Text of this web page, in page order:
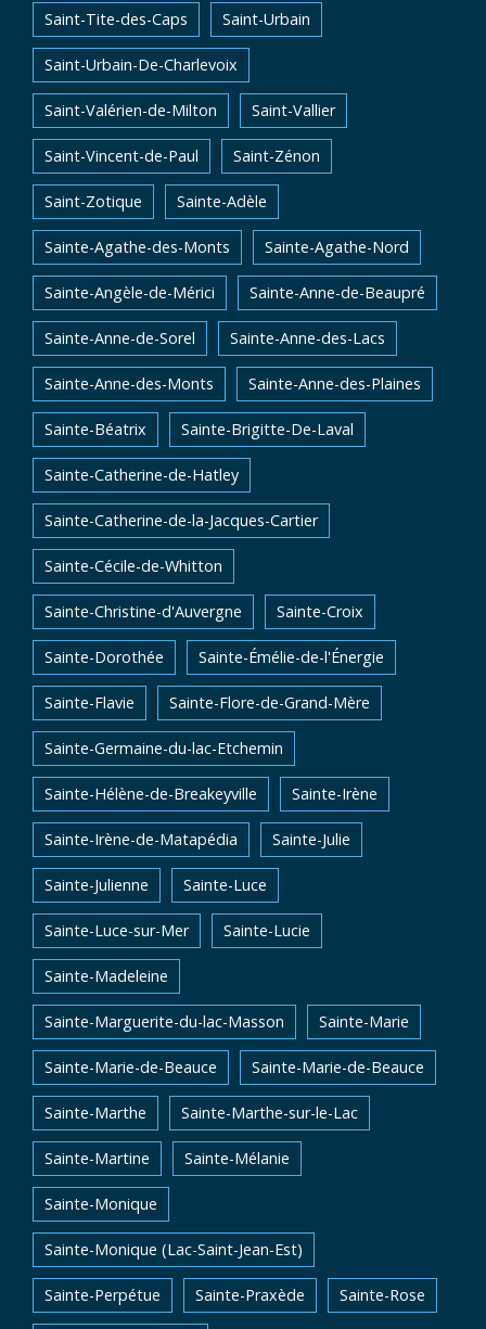
Saint-Tite-des-Caps Saint-Urbain
Saint-Urbain-De-Charlevoix
Saint-Valérien-de-Milton Saint-Vallier
Saint-Vincent-de-Paul Saint-Zénon
Saint-Zotique Sainte-Adèle
Sainte-Agathe-des-Monts Sainte-Agathe-Nord
Sainte-Angèle-de-Mérici Sainte-Anne-de-Beaupré
Sainte-Anne-de-Sorel Sainte-Anne-des-Lacs
Sainte-Anne-des-Monts Sainte-Anne-des-Plaines
Sainte-Béatrix Sainte-Brigitte-De-Laval
Sainte-Catherine-de-Hatley
Sainte-Catherine-de-la-Jacques-Cartier
Sainte-Cécile-de-Whitton
Sainte-Christine-d'Auvergne Sainte-Croix
Sainte-Dorothée Sainte-Émélie-de-l'Énergie
Sainte-Flavie Sainte-Flore-de-Grand-Mère
Sainte-Germaine-du-lac-Etchemin
Sainte-Hélène-de-Breakeyville Sainte-Irène
Sainte-Irène-de-Matapédia Sainte-Julie
Sainte-Julienne Sainte-Luce
Sainte-Luce-sur-Mer Sainte-Lucie
Sainte-Madeleine
Sainte-Marguerite-du-lac-Masson Sainte-Marie
Sainte-Marie-de-Beauce Sainte-Marie-de-Beauce
Sainte-Marthe Sainte-Marthe-sur-le-Lac
Sainte-Martine Sainte-Mélanie
Sainte-Monique
Sainte-Monique (Lac-Saint-Jean-Est)
Sainte-Perpétue Sainte-Praxède Sainte-Rose